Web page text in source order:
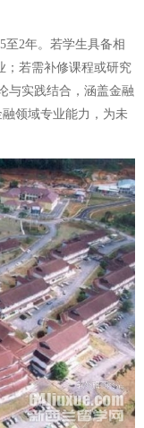
至2年。若学生具备相
；若需补修课程或研究
与实践结合，涵盖金融
领域专业能力，为未